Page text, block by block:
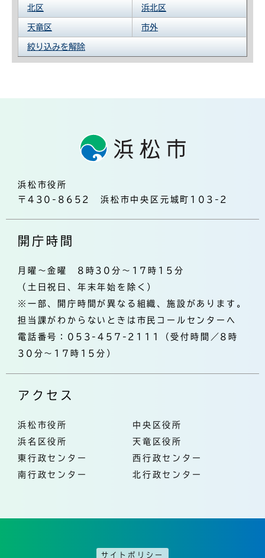
北区 浜北区
天竜区 市外
絞り込みを解除
浜松市役所
〒430-8652 浜松市中央区元城町103-2
開庁時間
月曜～金曜 8時30分～17時15分
（土日祝日、年末年始を除く）
※一部、開庁時間が異なる組織、施設があります。
担当課がわからないときは市民コールセンターへ
電話番号：053-457-2111（受付時間／8時
30分～17時15分）
アクセス
浜松市役所
中央区役所
浜名区役所
天竜区役所
東行政センター
西行政センター
南行政センター
北行政センター
サイトポリシー